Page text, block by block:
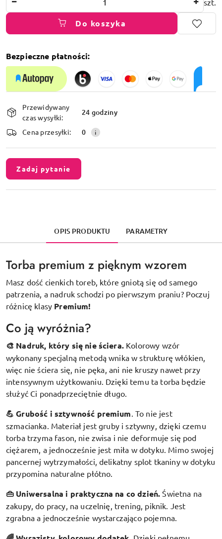
szt.
Do koszyka
Bezpieczne płatności:
Dostępność
i
dostawa
Przewidywany
czas wysyłki:
24 godziny
Cena przesyłki: 0
Zadaj pytanie
OPIS PRODUKTU PARAMETRY
Torba premium z pięknym wzorem
Masz dość cienkich toreb, które gniotą się od samego
patrzenia, a nadruk schodzi po pierwszym praniu? Poczuj
różnicę klasy Premium!
Co ją wyróżnia?
🎨 Nadruk, który się nie ściera. Kolorowy wzór
wykonany specjalną metodą wnika w strukturę włókien,
więc nie ściera się, nie pęka, ani nie kruszy nawet przy
intensywnym użytkowaniu. Dzięki temu ta torba będzie
służyć Ci ponadprzeciętnie długo.
💪 Grubość i sztywność premium To nie jest
szmacianka. Materiał jest gruby i sztywny, dzięki czemu
torba trzyma fason, nie zwisa i nie deformuje się pod
ciężarem, a jednocześnie jest miła w dotyku. Mimo swojej
pancernej wytrzymałości, delikatny splot tkaniny w dotyku
przypomina naturalne płótno.
👜 Uniwersalna i praktyczna na co dzień. Świetna na
zakupy, do pracy, na uczelnię, trening, piknik. Jest
zgrabna a jednocześnie wystarczająco pojemna.